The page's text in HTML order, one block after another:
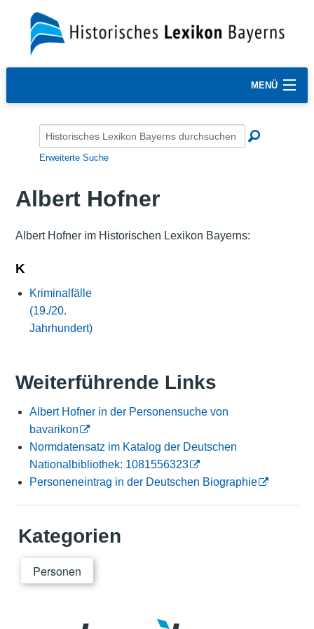
MENÜ
Erweiterte Suche
Albert Hofner
Albert Hofner im Historischen Lexikon Bayerns:
K
Kriminalfälle
(19./20.
Jahrhundert)
Weiterführende Links
Albert Hofner in der Personensuche von
bavarikon
Normdatensatz im Katalog der Deutschen
Nationalbibliothek: 1081556323
Personeneintrag in der Deutschen Biographie
Kategorien
Personen